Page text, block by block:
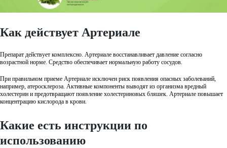
Как действует Артериале
Препарат действует комплексно. Артериале восстанавливает давление согласно
возрастной норме. Средство обеспечивает нормальную работу сосудов.
При правильном приеме Артериале исключен риск появления опасных заболеваний,
например, атеросклероза. Активные компоненты выводят из организма вредный
холестерин и предотвращают появление холестериновых бляшек. Артериале повышает
концентрацию кислорода в крови.
Какие есть инструкции по
использованию